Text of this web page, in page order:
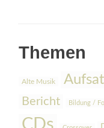
Themen
Alte Musik
Bericht Bildung /
CDs